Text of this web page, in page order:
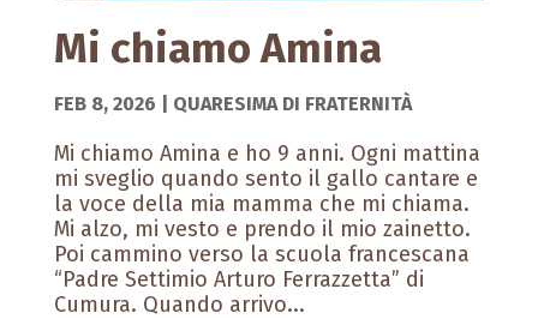
Mi chiamo Amina
FEB 8, 2026 QUARESIMA DI FRATERNITÀ
Mi chiamo Amina e ho 9 anni. Ogni mattina
mi sveglio quando sento il gallo cantare e
la voce della mia mamma che mi chiama.
Mi alzo, mi vesto e prendo il mio zainetto.
Poi cammino verso la scuola francescana
“Padre Settimio Arturo Ferrazzetta” di
Cumura. Quando arrivo...